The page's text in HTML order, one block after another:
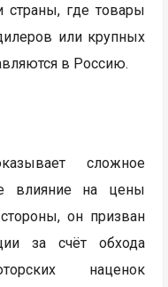
страны, где товары
или крупных
в Россию.
сложное
влияние на цены
он призван
за счёт обхода
наценок